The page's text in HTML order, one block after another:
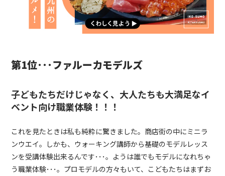
第1位･･･ファルーカモデルズ
子どもたちだけじゃなく、大人たちも大満足なイ
ベント向け職業体験！！！
これを見たときは私も純粋に驚きました。商店街の中にミニラ
ンウエイ。しかも、ウォーキング講師から基礎のモデルレッス
ンを受講体験出来るんです･･･。ようは誰でもモデルになれちゃ
う職業体験･･･。プロモデルの方々もいて、こどもたちはまずお